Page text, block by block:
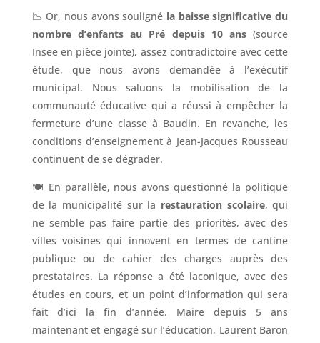
📉 Or, nous avons souligné la baisse significative du
nombre d’enfants au Pré depuis 10 ans (source
Insee en pièce jointe), assez contradictoire avec cette
étude, que nous avons demandée à l’exécutif
municipal. Nous saluons la mobilisation de la
communauté éducative qui a réussi à empêcher la
fermeture d’une classe à Baudin. En revanche, les
conditions d’enseignement à Jean-Jacques Rousseau
continuent de se dégrader.
🍽 En parallèle, nous avons questionné la politique
de la municipalité sur la restauration scolaire, qui
ne semble pas faire partie des priorités, avec des
villes voisines qui innovent en termes de cantine
publique ou de cahier des charges auprès des
prestataires. La réponse a été laconique, avec des
études en cours, et un point d’information qui sera
fait d’ici la fin d’année. Maire depuis 5 ans
maintenant et engagé sur l’éducation, Laurent Baron